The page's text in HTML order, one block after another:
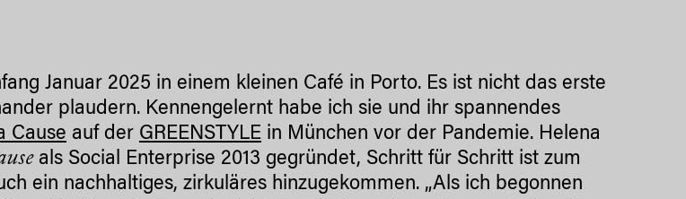
Januar 2025 in einem kleinen Café in Porto. Es ist nicht das erste
plaudern. Kennengelernt habe ich sie und ihr spannendes
Cause auf der GREENSTYLE in München vor der Pandemie. Helena
als Social Enterprise 2013 gegründet, Schritt für Schritt ist zum
ein nachhaltiges, zirkuläres hinzugekommen. „Als ich begonnen